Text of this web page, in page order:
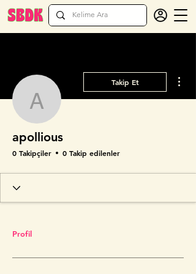
apollious
Takip Et
apollious
0 Takipçiler 0 Takip edilenler
Profil